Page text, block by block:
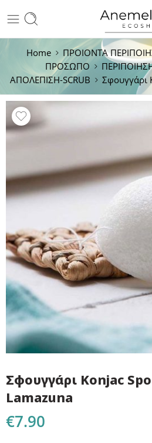
Home ΠΡΟΙΟΝΤΑ
ΠΡΟΣΩΠΟ
ΑΠΟΛΕΠΙΣΗ-SCRUB
Σφουγγάρι
Σφουγγάρι Konjac
Lamazuna
€7.90